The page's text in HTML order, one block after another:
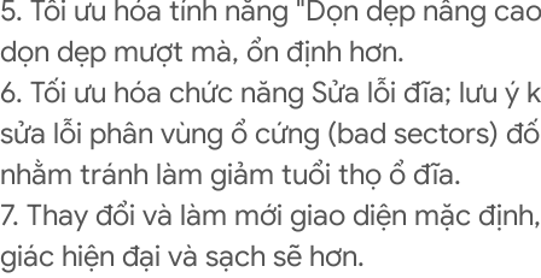
5. Tối ưu hóa tính năng "Dọn dẹp nâng
dọn dẹp mượt mà, ổn định hơn.
6. Tối ưu hóa chức năng Sửa lỗi đĩa; lưu
sửa lỗi phân vùng ổ cứng (bad sectors)
nhằm tránh làm giảm tuổi thọ ổ đĩa.
7. Thay đổi và làm mới giao diện mặc
giác hiện đại và sạch sẽ hơn.